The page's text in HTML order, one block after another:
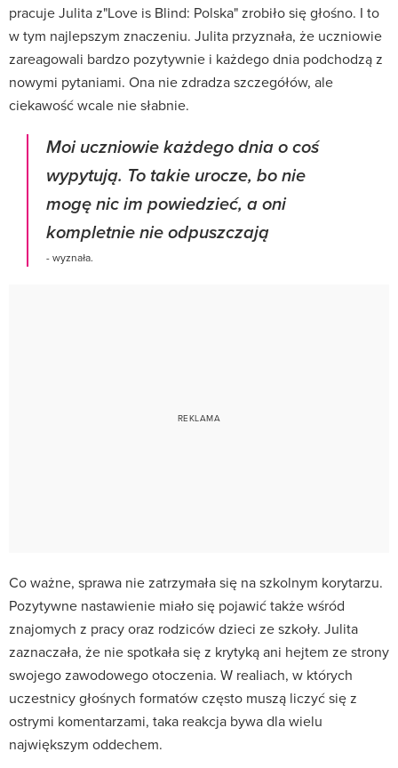
pracuje Julita z"Love is Blind: Polska" zrobiło się głośno. I to
w tym najlepszym znaczeniu. Julita przyznała, że uczniowie
zareagowali bardzo pozytywnie i każdego dnia podchodzą z
nowymi pytaniami. Ona nie zdradza szczegółów, ale
ciekawość wcale nie słabnie.
Moi uczniowie każdego dnia o coś
wypytują. To takie urocze, bo nie
mogę nic im powiedzieć, a oni
kompletnie nie odpuszczają
- wyznała.
Co ważne, sprawa nie zatrzymała się na szkolnym korytarzu.
Pozytywne nastawienie miało się pojawić także wśród
znajomych z pracy oraz rodziców dzieci ze szkoły. Julita
zaznaczała, że nie spotkała się z krytyką ani hejtem ze strony
swojego zawodowego otoczenia. W realiach, w których
uczestnicy głośnych formatów często muszą liczyć się z
ostrymi komentarzami, taka reakcja bywa dla wielu
największym oddechem.